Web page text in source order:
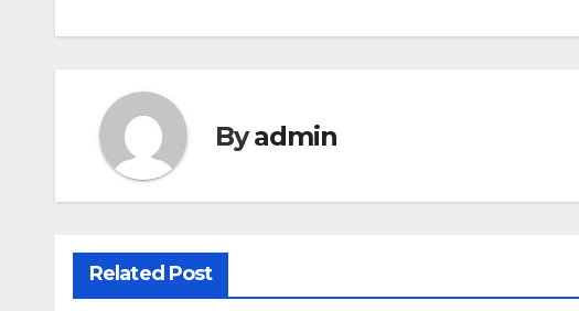
Byadmin
Related Post